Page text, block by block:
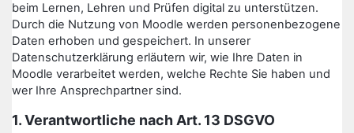
beim Lernen, Lehren und Prüfen digital zu unterstützen.
Durch die Nutzung von Moodle werden personenbezogene
Daten erhoben und gespeichert. In unserer
Datenschutzerklärung erläutern wir, wie Ihre Daten in
Moodle verarbeitet werden, welche Rechte Sie haben und
wer Ihre Ansprechpartner sind.
1. Verantwortliche nach Art. 13 DSGVO